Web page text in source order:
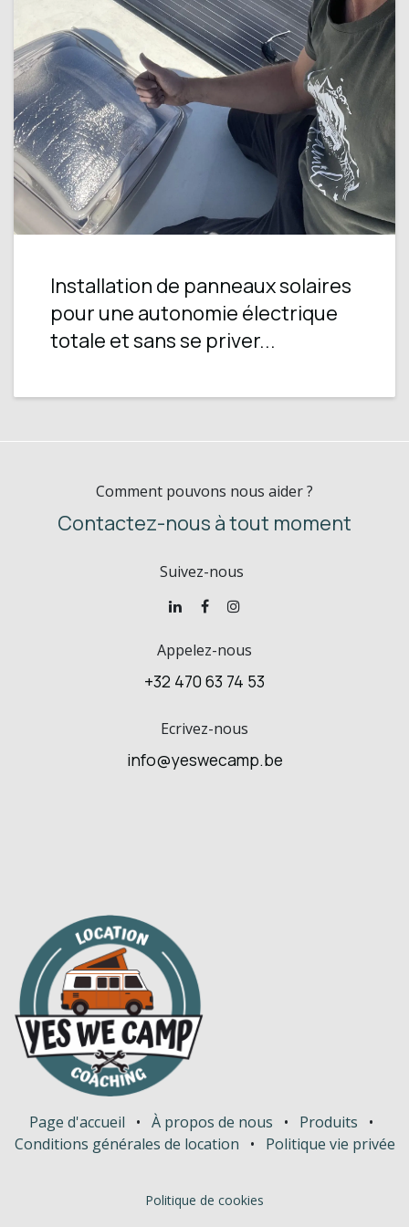
Installation de panneaux solaires
pour une autonomie électrique
totale et sans se priver...
Comment pouvons nous aider ?
Contactez-nous à tout moment
Suivez-nous
Appelez-nous
+32 470 63 74 53
Ecrivez-nous
info@yeswecamp.be
Page d'accueil • À propos de nous • Produits
•
Conditions générales de location
• Politique vie privée
Politique de cookies